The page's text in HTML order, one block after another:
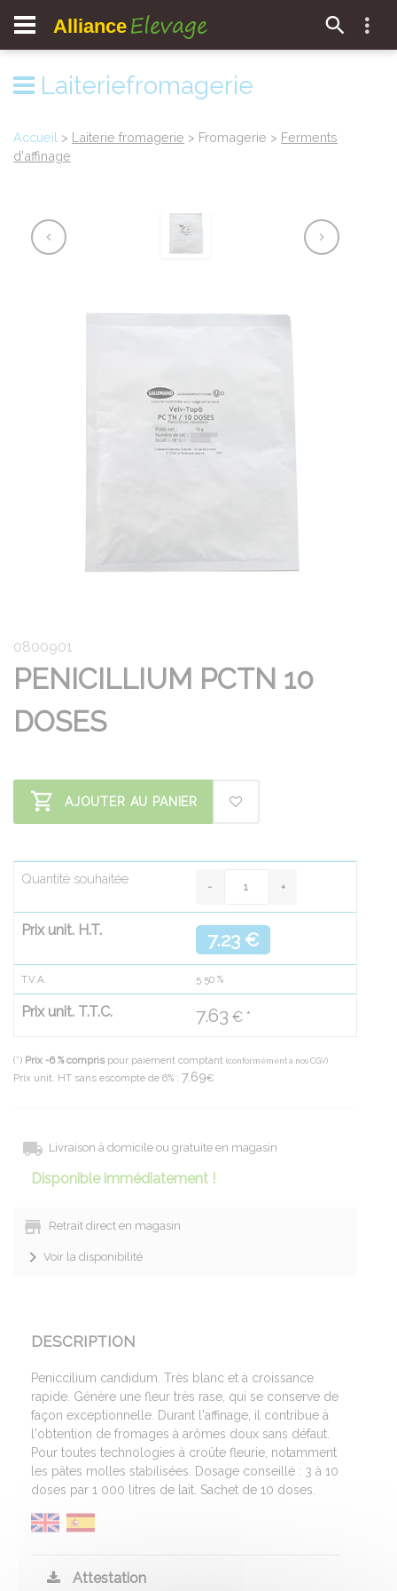
Alliance Elevage
Laiteriefromagerie
Accueil > Laiterie fromagerie > Fromagerie > Ferments
d'affinage
0800901
PENICILLIUM PCTN 10
DOSES
AJOUTER AU PANIER
Quantité souhaitée
Prix unit. H.T. 7.23 €
T.V.A. 5.50 %
Prix unit. T.T.C. 7.63 € *
(*) Prix -6 % compris pour paiement comptant (conformément à nos CGV)
Prix unit. HT sans escompte de 6% : 7.69€
Livraison à domicile ou gratuite en magasin
Disponible immédiatement !
Retrait direct en magasin
Voir la disponibilité
DESCRIPTION
Peniccilium candidum. Très blanc et à croissance
rapide. Génère une fleur très rase, qui se conserve de
façon exceptionnelle. Durant l'affinage, il contribue à
l'obtention de fromages à arômes doux sans défaut.
Pour toutes technologies à croûte fleurie, notamment
les pâtes molles stabilisées. Dosage conseillé : 3 à 10
doses par 1 000 litres de lait. Sachet de 10 doses.
Attestation